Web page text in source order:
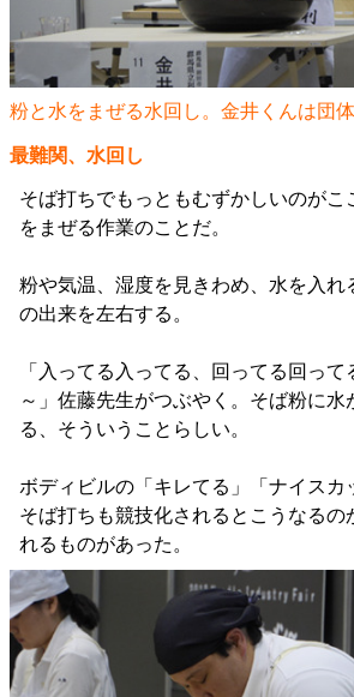
粉と水をまぜる水回し。金井くんは団
最難関、水回し
そば打ちでもっともむずかしいのがこ
をまぜる作業のことだ。
粉や気温、湿度を見きわめ、水を入れ
の出来を左右する。
「入ってる入ってる、回ってる回っ
～」佐藤先生がつぶやく。そば粉に水
る、そういうことらしい。
ボディビルの「キレてる」「ナイスカ
そば打ちも競技化されるとこうなるの
れるものがあった。